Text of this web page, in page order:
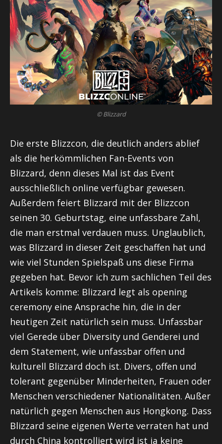
© Blizzard
Die erste Blizzcon, die deutlich anders ablief
als die herkömmlichen Fan-Events von
Blizzard, denn dieses Mal ist das Event
ausschließlich online verfügbar gewesen.
Außerdem feiert Blizzard mit der Blizzcon
seinen 30. Geburtstag, eine unfassbare Zahl,
die man erstmal verdauen muss. Unglaublich,
was Blizzard in dieser Zeit geschaffen hat und
wie viel Stunden Spielspaß uns diese Firma
gegeben hat. Bevor ich zum sachlichen Teil des
Artikels komme: Blizzard legt als opening
ceremony eine Ansprache hin, die in der
heutigen Zeit natürlich sein muss. Unfassbar
viel Gerede über Diversity und Genderei und
dem Statement, wie unfassbar offen und
kulturell Blizzard doch ist. Divers, offen und
tolerant gegenüber Minderheiten, Frauen oder
Menschen verschiedener Nationalitäten. Außer
natürlich gegen Menschen aus Hongkong. Dass
Blizzard seine eigenen Werte verraten hat und
durch China kontrolliert wird ist ja keine